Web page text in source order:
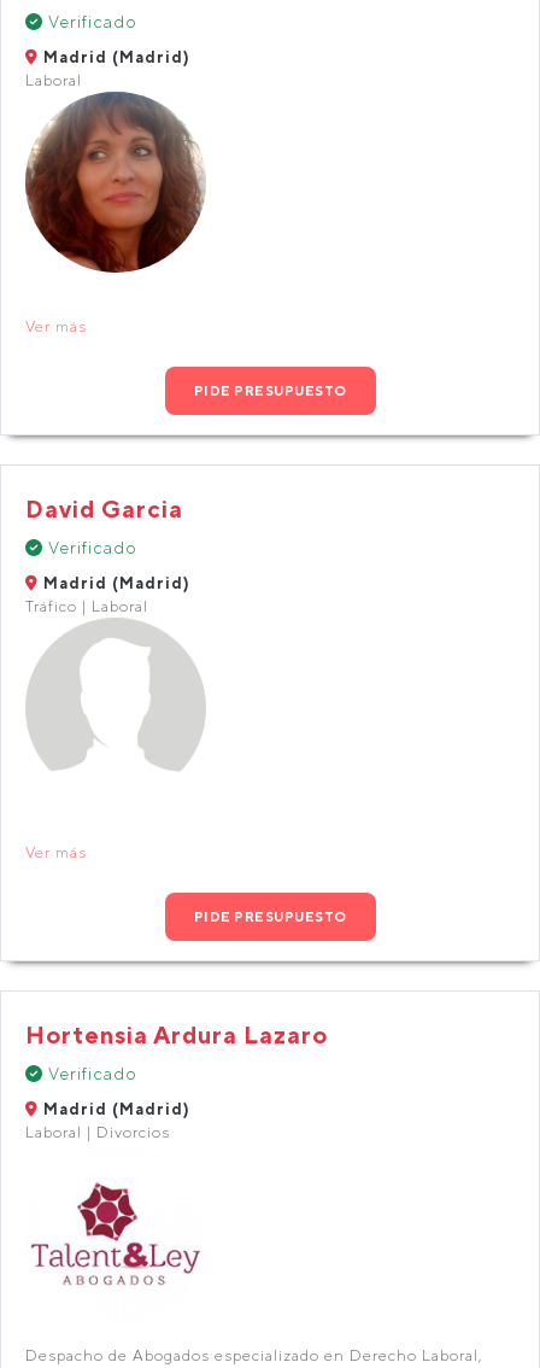
Verificado
Madrid (Madrid)
Laboral
Ver más
PIDE PRESUPUESTO
David Garcia
Verificado
Madrid (Madrid)
Tráfico | Laboral
Ver más
PIDE PRESUPUESTO
Hortensia Ardura Lazaro
Verificado
Madrid (Madrid)
Laboral | Divorcios
Despacho de Abogados especializado en Derecho Laboral,